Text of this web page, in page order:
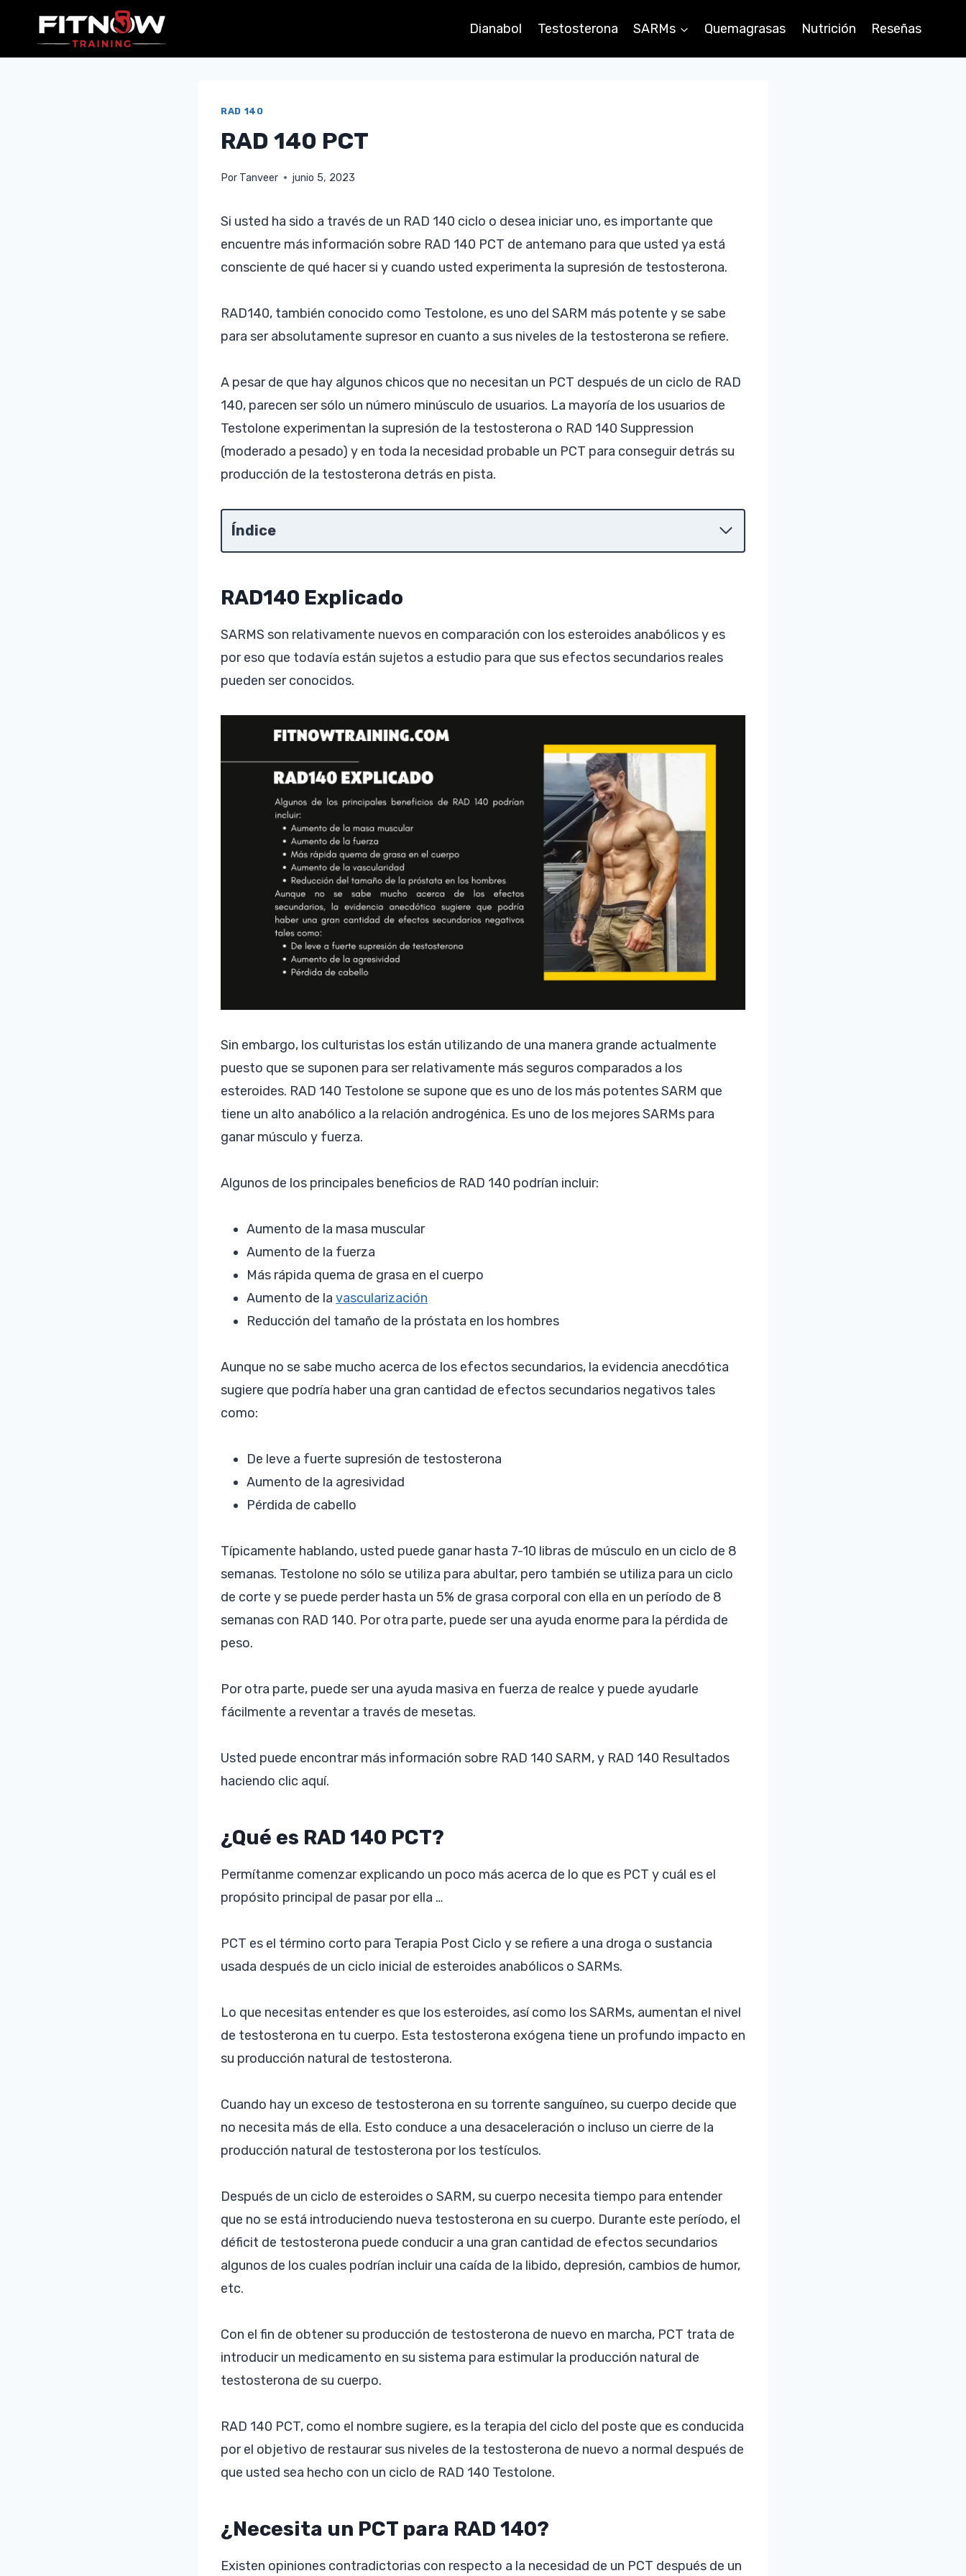
contenido
Dianabol Testosterona SARMs Quemagrasas Nutrición Reseñas
RAD 140
RAD 140 PCT
Por Tanveer junio 5, 2023
Si usted ha sido a través de un RAD 140 ciclo o desea iniciar uno, es importante que
encuentre más información sobre RAD 140 PCT de antemano para que usted ya está
consciente de qué hacer si y cuando usted experimenta la supresión de testosterona.
RAD140, también conocido como Testolone, es uno del SARM más potente y se sabe
para ser absolutamente supresor en cuanto a sus niveles de la testosterona se refiere.
A pesar de que hay algunos chicos que no necesitan un PCT después de un ciclo de RAD
140, parecen ser sólo un número minúsculo de usuarios. La mayoría de los usuarios de
Testolone experimentan la supresión de la testosterona o RAD 140 Suppression
(moderado a pesado) y en toda la necesidad probable un PCT para conseguir detrás su
producción de la testosterona detrás en pista.
Índice
RAD140 Explicado
SARMS son relativamente nuevos en comparación con los esteroides anabólicos y es
por eso que todavía están sujetos a estudio para que sus efectos secundarios reales
pueden ser conocidos.
Sin embargo, los culturistas los están utilizando de una manera grande actualmente
puesto que se suponen para ser relativamente más seguros comparados a los
esteroides. RAD 140 Testolone se supone que es uno de los más potentes SARM que
tiene un alto anabólico a la relación androgénica. Es uno de los mejores SARMs para
ganar músculo y fuerza.
Algunos de los principales beneficios de RAD 140 podrían incluir:
Aumento de la masa muscular
Aumento de la fuerza
Más rápida quema de grasa en el cuerpo
Aumento de la vascularización
Reducción del tamaño de la próstata en los hombres
Aunque no se sabe mucho acerca de los efectos secundarios, la evidencia anecdótica
sugiere que podría haber una gran cantidad de efectos secundarios negativos tales
como:
De leve a fuerte supresión de testosterona
Aumento de la agresividad
Pérdida de cabello
Típicamente hablando, usted puede ganar hasta 7-10 libras de músculo en un ciclo de 8
semanas. Testolone no sólo se utiliza para abultar, pero también se utiliza para un ciclo
de corte y se puede perder hasta un 5% de grasa corporal con ella en un período de 8
semanas con RAD 140. Por otra parte, puede ser una ayuda enorme para la pérdida de
peso.
Por otra parte, puede ser una ayuda masiva en fuerza de realce y puede ayudarle
fácilmente a reventar a través de mesetas.
Usted puede encontrar más información sobre RAD 140 SARM, y RAD 140 Resultados
haciendo clic aquí.
¿Qué es RAD 140 PCT?
Permítanme comenzar explicando un poco más acerca de lo que es PCT y cuál es el
propósito principal de pasar por ella …
PCT es el término corto para Terapia Post Ciclo y se refiere a una droga o sustancia
usada después de un ciclo inicial de esteroides anabólicos o SARMs.
Lo que necesitas entender es que los esteroides, así como los SARMs, aumentan el nivel
de testosterona en tu cuerpo. Esta testosterona exógena tiene un profundo impacto en
su producción natural de testosterona.
Cuando hay un exceso de testosterona en su torrente sanguíneo, su cuerpo decide que
no necesita más de ella. Esto conduce a una desaceleración o incluso un cierre de la
producción natural de testosterona por los testículos.
Después de un ciclo de esteroides o SARM, su cuerpo necesita tiempo para entender
que no se está introduciendo nueva testosterona en su cuerpo. Durante este período, el
déficit de testosterona puede conducir a una gran cantidad de efectos secundarios
algunos de los cuales podrían incluir una caída de la libido, depresión, cambios de humor,
etc.
Con el fin de obtener su producción de testosterona de nuevo en marcha, PCT trata de
introducir un medicamento en su sistema para estimular la producción natural de
testosterona de su cuerpo.
RAD 140 PCT, como el nombre sugiere, es la terapia del ciclo del poste que es conducida
por el objetivo de restaurar sus niveles de la testosterona de nuevo a normal después de
que usted sea hecho con un ciclo de RAD 140 Testolone.
¿Necesita un PCT para RAD 140?
Existen opiniones contradictorias con respecto a la necesidad de un PCT después de un